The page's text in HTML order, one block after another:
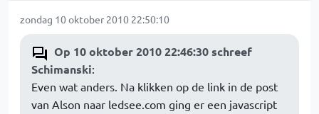
zondag 10 oktober 2010 22:50:10
Op 10 oktober 2010 22:46:30 schreef
Schimanski:
Even wat anders. Na klikken op de link in de post
van Alson naar ledsee.com ging er een javascript